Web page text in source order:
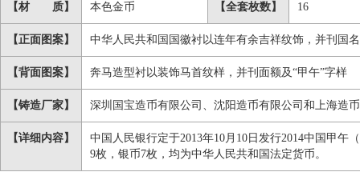
【材 质】 本色金币 【全套枚数】 16
【正面图案】 中华人民共和国国徽衬以连年有余吉祥纹饰，并刊国
【背面图案】 奔马造型衬以装饰马首纹样，并刊面额及“甲午”字样
【铸造厂家】 深圳国宝造币有限公司、沈阳造币有限公司和上海造
【详细内容】
中国人民银行定于2013年10月10日发行2014中国甲
9枚，银币7枚，均为中华人民共和国法定货币。